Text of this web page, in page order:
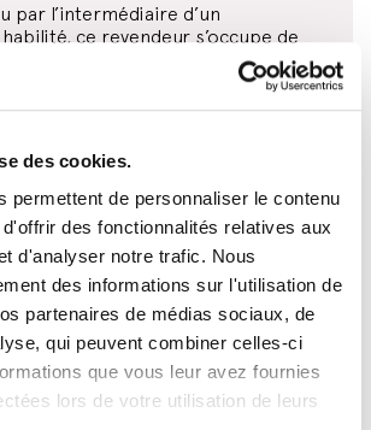
des cookies.
permettent de personnaliser le contenu
des fonctionnalités relatives aux
d'analyser notre trafic. Nous
des informations sur l'utilisation de
partenaires de médias sociaux, de
qui peuvent combiner celles-ci
que vous leur avez fournies
lors de votre utilisation de leurs
par l’intermédiaire d’un
ce revendeur s’occupe de
l’installation d’évacuation des
à votre maison et au produit
offre un service de nettoyage,
du poêle ou du foyer fermé. Il
qui doit être effectuée en
fois par an (découvrez plus sur